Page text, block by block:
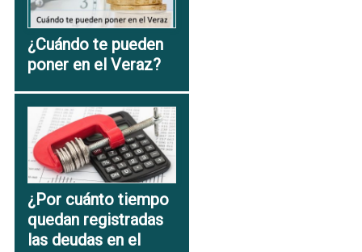
¿Cuándo te pueden
poner en el Veraz?
¿Por cuánto tiempo
quedan registradas
las deudas en el